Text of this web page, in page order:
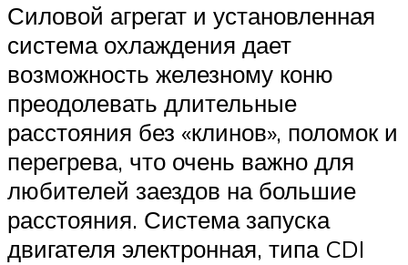
Силовой агрегат и установленная
система охлаждения дает
возможность железному коню
преодолевать длительные
расстояния без «клинов», поломок и
перегрева, что очень важно для
любителей заездов на большие
расстояния. Система запуска
двигателя электронная, типа CDI